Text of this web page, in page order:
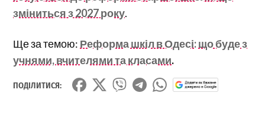
зміниться з 2027 року.
Ще за темою: Реформа шкіл в Одесі: що буде з
учнями, вчителями та класами.
ПОДІЛИТИСЯ: